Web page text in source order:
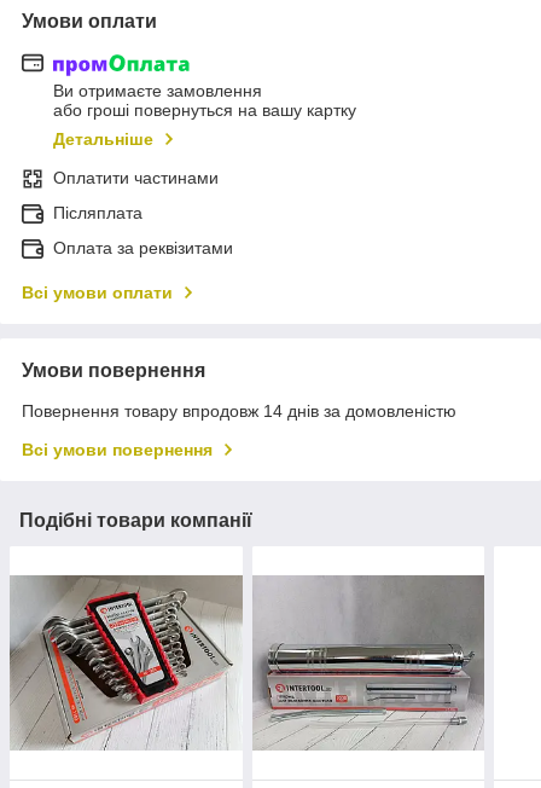
Умови оплати
Ви отримаєте замовлення
або гроші повернуться на вашу картку
Детальніше
Оплатити частинами
Післяплата
Оплата за реквізитами
Всі умови оплати
Умови повернення
Повернення товару впродовж 14 днів за домовленістю
Всі умови повернення
Подібні товари компанії